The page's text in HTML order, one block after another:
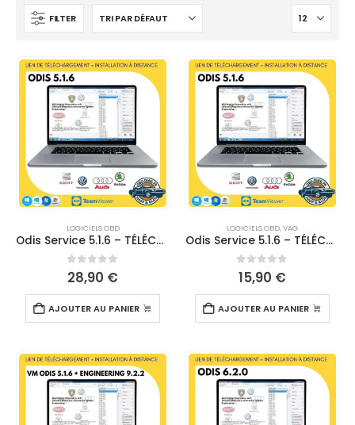
FILTER
LOGICIELS OBD
Odis Service 5.1.6 – TÉLÉCHARGEMENT
0sur 5
28,90 €
AJOUTER AU PANIER
LOGICIELS OBD,VAG
Odis Service 5.1.6 – TÉLÉCHARGEMENT
0sur 5
15,90 €
AJOUTER AU PANIER